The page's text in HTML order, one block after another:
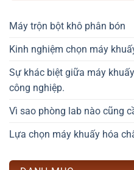
Máy trộn bột khô phân bón
Kinh nghiệm chọn máy
Sự khác biệt giữa máy
công nghiệp.
Vì sao phòng lab nào cũng
Lựa chọn máy khuấy hóa